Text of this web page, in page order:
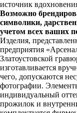
источник
Возможно
символики,
учетом всех ваших
Изделия,
предприятия
Златоустовской
изготавливается
чего, допускаются
фотографии.
индивидуальный
прожилок и